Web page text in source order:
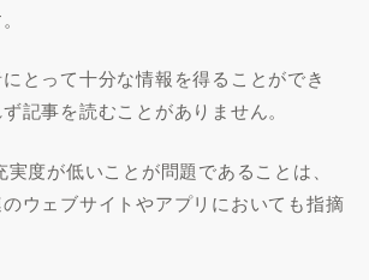
とって十分な情報を得ることができ
記事を読むことがありません。
度が低いことが問題であることは、
ウェブサイトやアプリにおいても指摘